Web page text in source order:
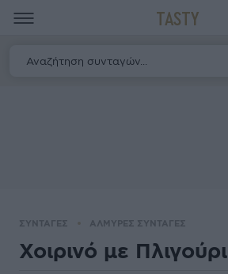
TASTY
ΣΥΝΤΑΓΕΣ ΑΛΜΥΡΕΣ ΣΥΝΤΑΓΕΣ
Χοιρινό με Πλιγούρι